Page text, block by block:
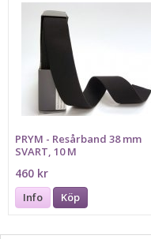
PRYM - Resårband 38 mm
SVART, 10 M
460 kr
Info Köp